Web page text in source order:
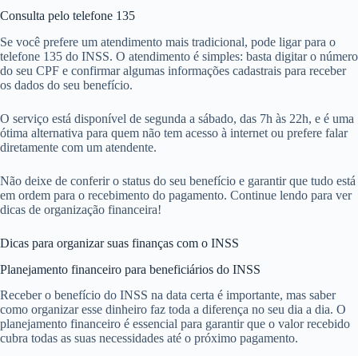
Consulta pelo telefone 135
Se você prefere um atendimento mais tradicional, pode ligar para o
telefone 135 do INSS. O atendimento é simples: basta digitar o número
do seu CPF e confirmar algumas informações cadastrais para receber
os dados do seu benefício.
O serviço está disponível de segunda a sábado, das 7h às 22h, e é uma
ótima alternativa para quem não tem acesso à internet ou prefere falar
diretamente com um atendente.
Não deixe de conferir o status do seu benefício e garantir que tudo está
em ordem para o recebimento do pagamento. Continue lendo para ver
dicas de organização financeira!
Dicas para organizar suas finanças com o INSS
Planejamento financeiro para beneficiários do INSS
Receber o benefício do INSS na data certa é importante, mas saber
como organizar esse dinheiro faz toda a diferença no seu dia a dia. O
planejamento financeiro é essencial para garantir que o valor recebido
cubra todas as suas necessidades até o próximo pagamento.